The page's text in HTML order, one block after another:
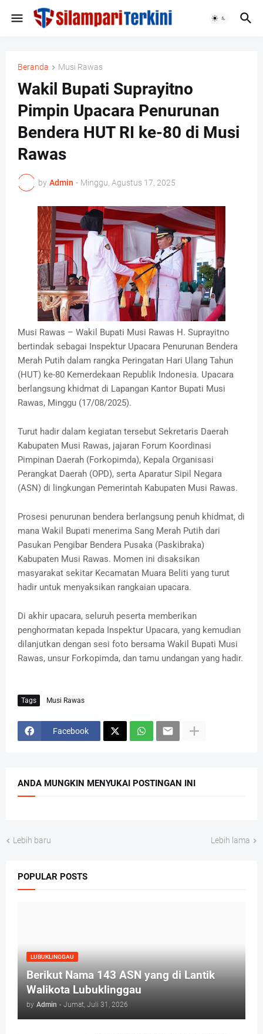
Beranda Musi Rawas
Wakil Bupati Suprayitno
Pimpin Upacara Penurunan
Bendera HUT RI ke-80 di Musi
Rawas
by Admin - Minggu, Agustus 17, 2025
Musi Rawas – Wakil Bupati Musi Rawas H. Suprayitno
bertindak sebagai Inspektur Upacara Penurunan Bendera
Merah Putih dalam rangka Peringatan Hari Ulang Tahun
(HUT) ke-80 Kemerdekaan Republik Indonesia. Upacara
berlangsung khidmat di Lapangan Kantor Bupati Musi
Rawas, Minggu (17/08/2025).
Turut hadir dalam kegiatan tersebut Sekretaris Daerah
Kabupaten Musi Rawas, jajaran Forum Koordinasi
Pimpinan Daerah (Forkopimda), Kepala Organisasi
Perangkat Daerah (OPD), serta Aparatur Sipil Negara
(ASN) di lingkungan Pemerintah Kabupaten Musi Rawas.
Prosesi penurunan bendera berlangsung penuh khidmat, di
mana Wakil Bupati menerima Sang Merah Putih dari
Pasukan Pengibar Bendera Pusaka (Paskibraka)
Kabupaten Musi Rawas. Momen ini disaksikan
masyarakat sekitar Kecamatan Muara Beliti yang turut
hadir untuk menyaksikan rangkaian upacara.
Di akhir upacara, seluruh peserta memberikan
penghormatan kepada Inspektur Upacara, yang kemudian
dilanjutkan dengan sesi foto bersama Wakil Bupati Musi
Rawas, unsur Forkopimda, dan tamu undangan yang hadir.
Tags Musi Rawas
Facebook
ANDA MUNGKIN MENYUKAI POSTINGAN INI
Lebih baru Lebih lama
POPULAR POSTS
LUBUKLINGGAU
Berikut Nama 143 ASN yang di Lantik
Walikota Lubuklinggau
by Admin - Jumat, Juli 31, 2026